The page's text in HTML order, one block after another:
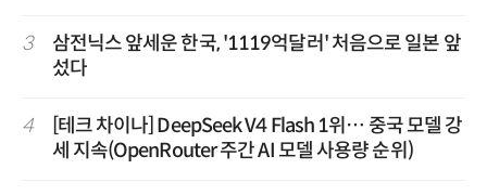
3
삼전닉스 앞세운 한국, '1119억달러' 처음으로 일본 앞
섰다
4
[테크 차이나] DeepSeek V4 Flash 1위… 중국 모델 강
세 지속(OpenRouter 주간 AI 모델 사용량 순위)